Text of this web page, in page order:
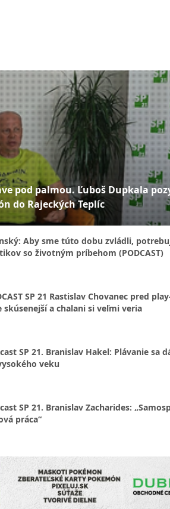
pod palmou. Ľuboš Dupkala
do Rajeckých Teplíc
Aby sme túto dobu zvládli,
so životným príbehom (PODCAST)
SP 21 Rastislav Chovanec pred
skúsenejší a chalani si veľmi veria
SP 21. Branislav Hakel: Plávanie sa
veku
SP 21. Branislav Zacharides:
práca“